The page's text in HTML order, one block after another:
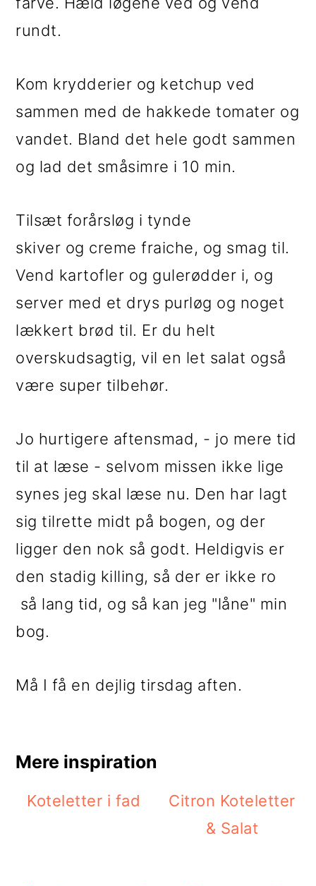
rundt.
Kom krydderier og ketchup ved
sammen med de hakkede tomater og
vandet. Bland det hele godt sammen
og lad det småsimre i 10 min.
Tilsæt forårsløg i tynde
skiver og creme fraiche, og smag til.
Vend kartofler og gulerødder i, og
server med et drys purløg og noget
lækkert brød til. Er du helt
overskudsagtig, vil en let salat også
være super tilbehør.
Jo hurtigere aftensmad, - jo mere tid
til at læse - selvom missen ikke lige
synes jeg skal læse nu. Den har lagt
sig tilrette midt på bogen, og der
ligger den nok så godt. Heldigvis er
den stadig killing, så der er ikke ro
så lang tid, og så kan jeg "låne" min
bog.
Må I få en dejlig tirsdag aften.
Mere inspiration
Koteletter i fad
Citron Koteletter
& Salat